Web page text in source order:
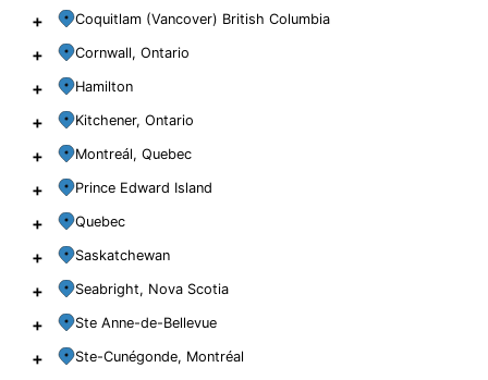
+ Coquitlam (Vancover) British Columbia
+ Cornwall, Ontario
+ Hamilton
+ Kitchener, Ontario
+ Montreál, Quebec
+ Prince Edward Island
+ Quebec
+ Saskatchewan
+ Seabright, Nova Scotia
+ Ste Anne-de-Bellevue
+ Ste-Cunégonde, Montréal